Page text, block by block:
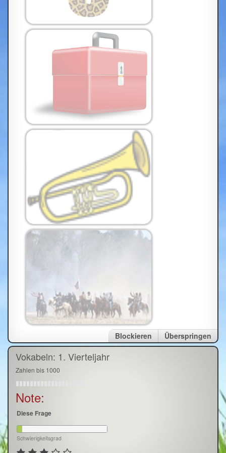
Überspringen
Blockieren
Vokabeln: 1. Vierteljahr
Zahlen bis 1000
Note:
Diese Frage
Schwierigkeitsgrad